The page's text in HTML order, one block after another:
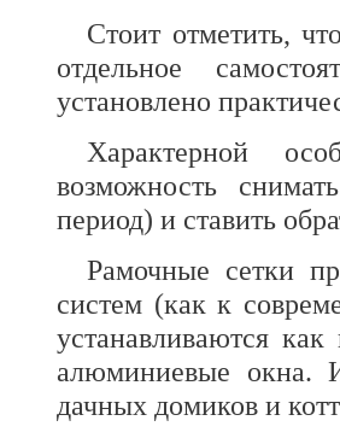
Стоит отметить,
отдельное
установлено
Характерной
возможность
период) и ставить
Рамочные сетки
систем (как к
устанавливаются
алюминиевые окна.
дачных домиков и